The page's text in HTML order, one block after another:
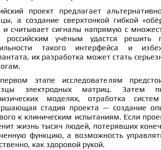
проект предлагает
а создание сверхтонкой гибкой
и считывает сигналы напрямую с
российским учёным удастся решить
такого интерфейса и
их разработка может стать
этапе исследователям
электродных матриц. Затем
моделях, отработка
стадия проекта — создание
к клиническим испытаниям. Если
жизнь тысяч людей, потерявших
функцию, а возможность
как здоровой рукой.